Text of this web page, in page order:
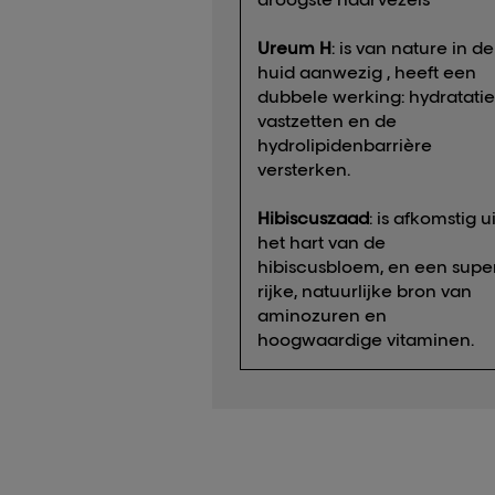
Ureum H: is van nature in de
huid aanwezig , heeft een
dubbele werking: hydratatie
vastzetten en de
hydrolipidenbarrière
versterken.
Hibiscuszaad: is afkomstig
het hart van de
hibiscusbloem, en een
rijke, natuurlijke bron van
aminozuren en
hoogwaardige vitaminen.